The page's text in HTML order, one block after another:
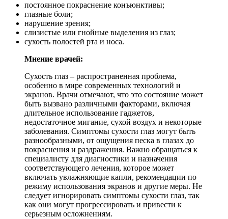
постоянное покраснение конъюнктивы;
глазные боли;
нарушение зрения;
слизистые или гнойные выделения из глаз;
сухость полостей рта и носа.
Мнение врачей:
Сухость глаз – распространенная проблема,
особенно в мире современных технологий и
экранов. Врачи отмечают, что это состояние может
быть вызвано различными факторами, включая
длительное использование гаджетов,
недостаточное мигание, сухой воздух и некоторые
заболевания. Симптомы сухости глаз могут быть
разнообразными, от ощущения песка в глазах до
покраснения и раздражения. Важно обращаться к
специалисту для диагностики и назначения
соответствующего лечения, которое может
включать увлажняющие капли, рекомендации по
режиму использования экранов и другие меры. Не
следует игнорировать симптомы сухости глаз, так
как они могут прогрессировать и привести к
серьезным осложнениям.